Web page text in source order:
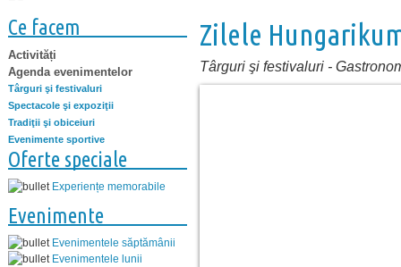
Ce facem
Activități
Agenda evenimentelor
Târguri şi festivaluri
Spectacole şi expoziţii
Tradiţii şi obiceiuri
Evenimente sportive
Oferte speciale
Experiențe memorabile
Evenimente
Evenimentele săptămânii
Evenimentele lunii
Zilele
Târguri şi festivaluri -